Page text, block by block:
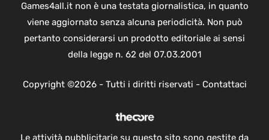
Games4all.it non è una testata giornalistica, in quanto
viene aggiornato senza alcuna periodicità. Non può
pertanto considerarsi un prodotto editoriale ai sensi
della legge n. 62 del 07.03.2001
Copyright ©2026 - Tutti i diritti riservati - Contattaci
Le attività pubblicitarie su questo sito sono gestite da